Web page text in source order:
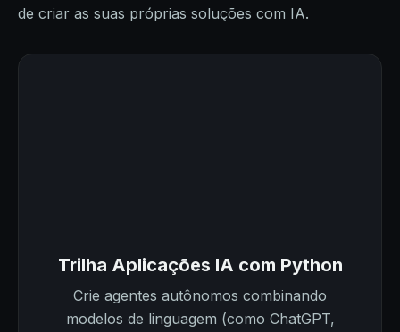
de criar as suas próprias soluções com IA.
Trilha Aplicações IA com Python
Crie agentes autônomos combinando
modelos de linguagem (como ChatGPT,